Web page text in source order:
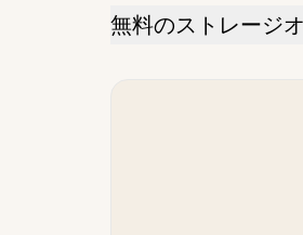
無料のストレージ